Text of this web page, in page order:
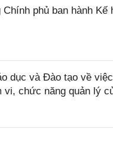
phủ ban hành
dục và Đào tạo về
chức năng quản lý